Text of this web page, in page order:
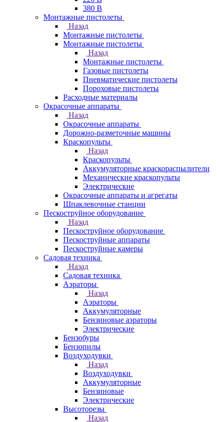
380 В
Монтажные пистолеты
Назад
Монтажные пистолеты
Монтажные пистолеты
Назад
Монтажные пистолеты
Газовые пистолеты
Пневматические пистолеты
Пороховые пистолеты
Расходные материалы
Окрасочные аппараты
Назад
Окрасочные аппараты
Дорожно-разметочные машины
Краскопульты
Назад
Краскопульты
Аккумуляторные краскораспылители
Механические краскопульты
Электрические
Окрасочные аппараты и агрегаты
Шпаклевочные станции
Пескоструйное оборудование
Назад
Пескоструйное оборудование
Пескоструйные аппараты
Пескоструйные камеры
Садовая техника
Назад
Садовая техника
Аэраторы
Назад
Аэраторы
Аккумуляторные
Бензиновые аэраторы
Электрические
Бензобуры
Бензопилы
Воздуходувки
Назад
Воздуходувки
Аккумуляторные
Бензиновые
Электрические
Высоторезы
Назад